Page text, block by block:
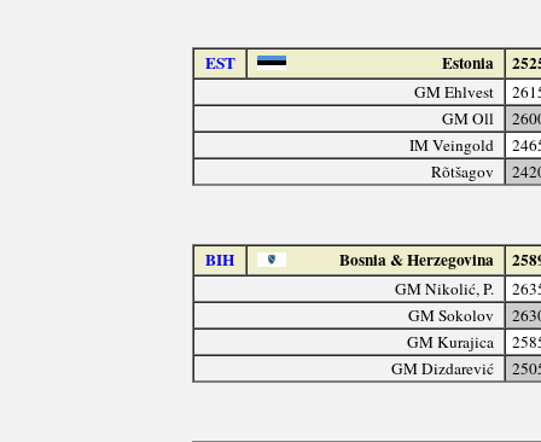
EST Estonia
GM Ehlvest
GM Oll
IM Veingold
Rõtšagov
BIH Bosnia & Herzegovina
GM Nikolić, P.
GM Sokolov
GM Kurajica
GM Dizdarević